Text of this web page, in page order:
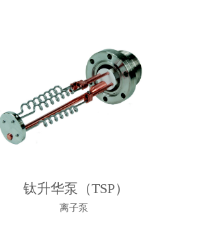
钛升华泵（TSP）
离子泵